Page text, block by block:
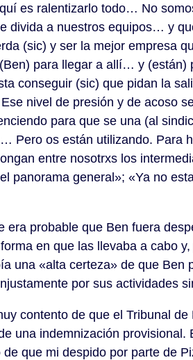
es ralentizarlo todo… No
divida a nuestros equipos… y
(sic) y ser la mejor empresa
para llegar a allí… y (están)
conseguir (sic) que pidan la
nivel de presión y de acoso
para que se una (al
Pero os están utilizando. Para
entre nosotrxs los
panorama general»; «Ya no
era probable que Ben fuera
en que las llevaba a cabo
una «alta certeza» de que Ben
por sus actividades
contento de que el Tribunal
una indemnización provisional.
que mi despido por parte de